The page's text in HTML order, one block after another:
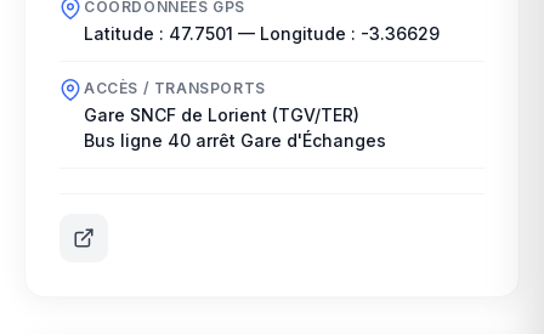
COORDONNÉES GPS
Latitude : 47.7501 — Longitude : -3.36629
ACCÈS / TRANSPORTS
Gare SNCF de Lorient (TGV/TER)
Bus ligne 40 arrêt Gare d'Échanges